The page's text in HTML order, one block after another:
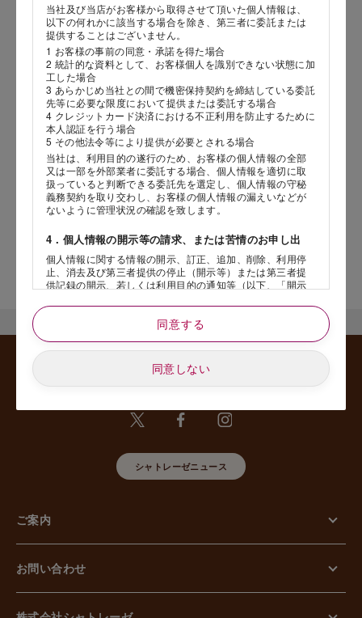
当社及び当店がお客様から取得させて頂いた個人情報は、
以下の何れかに該当する場合を除き、第三者に委託または
提供することはございません。
1 お客様の事前の同意・承諾を得た場合
2 統計的な資料として、お客様個人を識別できない状態に加
工した場合
3 あらかじめ当社との間で機密保持契約を締結している委託
先等に必要な限度において提供または委託する場合
4 クレジットカード決済における不正利用を防止するために
本人認証を行う場合
5 その他法令等により提供が必要とされる場合
当社は、利用目的の遂行のため、お客様の個人情報の全部
又は一部を外部業者に委託する場合、個人情報を適切に取
扱っていると判断できる委託先を選定し、個人情報の守秘
義務契約を取り交わし、お客様の個人情報の漏えいなどが
ないように管理状況の確認を致します。
4．個人情報の開示等の請求、または苦情のお申し出
個人情報に関する情報の開示、訂正、追加、削除、利用停
止、消去及び第三者提供の停止（開示等）または第三者提
供記録の開示、若しくは利用目的の通知等（以下、「開示
のお申し出があった場合には、請求者がご本人であること
あるいは正式な代理人として認められる方であることを確
な期間と範囲内で対応させていただきます。
5. 個人情報の安全管理のために講じた措置について
に以下の措置をしております。
【組織的安全管理措置】
用、個人情報の取扱い状況を確認する手段の整備、漏えい
等事案に対応する体制の整備、取扱い状況の把握及び安全
管理措置の見直し等に関して、必要な措置を講じていま
個人情報の取扱いに関する留意事項について、従業員に定
持に関する事項を含む誓約書を取得しております。
【物理的安全管理措置】
個人情報を取り扱う区域の管理、機器及び電子媒体等の盗
難等の防止、電子媒体等を持ち運ぶ場合の漏えい等の防
て、必要な措置を講じています。
同意する
同意しない
生年月日
年
店舗サービスに関するお問い合わせにつきましては、内容欄に『店
舗名』を記載いただけますと幸いです。
シャトレーゼニュース
ご案内
お問い合わせ
岳や末広がりを意味す
やつ時」という意味を込
。雄大な八ヶ岳山麓の自
れる、こだわりのスイー
海外 Overseas shops
Indonesia
Malaysia
Hong Kong
UAE
Thailand
Vietnam